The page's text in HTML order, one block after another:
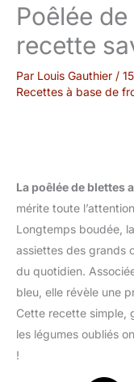
Poêlée
recette
Par Louis Gauthier /
Recettes à base de
La poêlée de blettes
mérite toute
Longtemps boudée,
assiettes des grands
du quotidien.
bleu, elle révèle une
Cette recette simple,
les légumes oubliés
!